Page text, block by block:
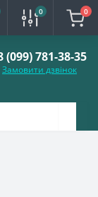
0 0
(099) 781-38-35
Замовити дзвінок